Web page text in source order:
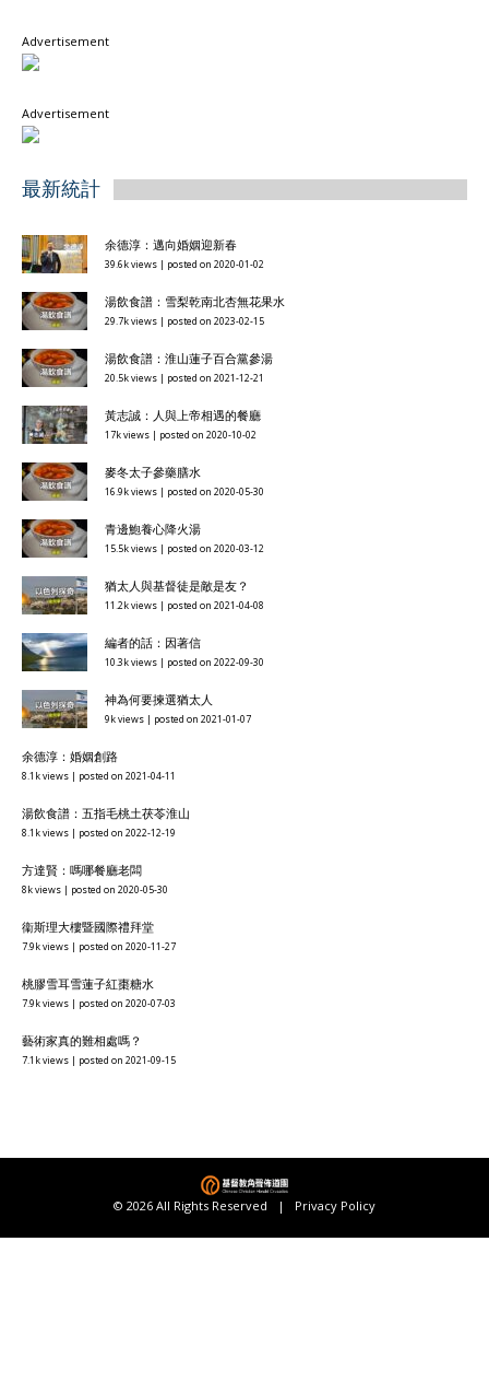
Advertisement
Advertisement
最新統計
余德淳：邁向婚姻迎新春
39.6k views | posted on 2020-01-02
湯飲食譜：雪梨乾南北杏無花果水
29.7k views | posted on 2023-02-15
湯飲食譜：淮山蓮子百合黨參湯
20.5k views | posted on 2021-12-21
黃志誠：人與上帝相遇的餐廳
17k views | posted on 2020-10-02
麥冬太子參藥膳水
16.9k views | posted on 2020-05-30
青邊鮑養心降火湯
15.5k views | posted on 2020-03-12
猶太人與基督徒是敵是友？
11.2k views | posted on 2021-04-08
編者的話：因著信
10.3k views | posted on 2022-09-30
神為何要揀選猶太人
9k views | posted on 2021-01-07
余德淳：婚姻創路
8.1k views | posted on 2021-04-11
湯飲食譜：五指毛桃土茯苓淮山
8.1k views | posted on 2022-12-19
方達賢：嗎哪餐廳老闆
8k views | posted on 2020-05-30
衞斯理大樓暨國際禮拜堂
7.9k views | posted on 2020-11-27
桃膠雪耳雪蓮子紅棗糖水
7.9k views | posted on 2020-07-03
藝術家真的難相處嗎？
7.1k views | posted on 2021-09-15
© 2026 All Rights Reserved | Privacy Policy